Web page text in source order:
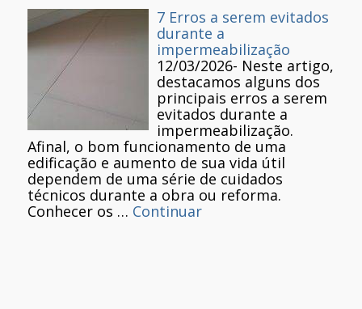
7 Erros a serem evitados
durante a
impermeabilização
12/03/2026- Neste artigo,
destacamos alguns dos
principais erros a serem
evitados durante a
impermeabilização.
Afinal, o bom funcionamento de uma
edificação e aumento de sua vida útil
dependem de uma série de cuidados
técnicos durante a obra ou reforma.
Conhecer os … Continuar